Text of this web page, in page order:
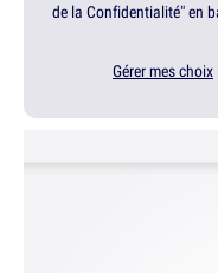
de la Confidentialité" en
Gérer mes choix